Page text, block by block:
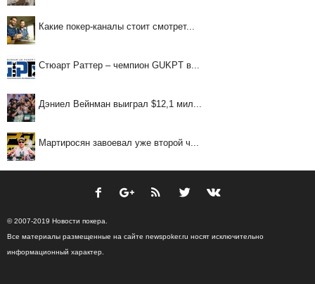
Какие покер-каналы стоит смотрет...
Стюарт Раттер – чемпион GUKPT в...
Дэниел Вейнман выиграл $12,1 мил...
Мартиросян завоевал уже второй ч...
© 2007-2019 Новости покера.
Все материалы размещенные на сайте newspoker.ru носят исключительно
информационный характер.